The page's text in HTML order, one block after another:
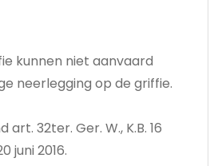
kunnen niet aanvaard
neerlegging op de griffie.
art. 32ter. Ger. W., K.B. 16
juni 2016.